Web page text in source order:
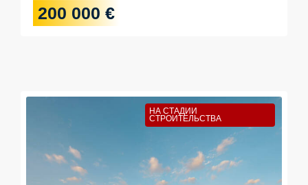
200 000 €
НА СТАДИИ
СТРОИТЕЛЬСТВА